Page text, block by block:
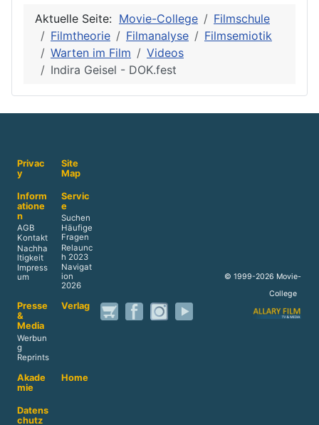
Aktuelle Seite: Movie-College
Filmschule
Filmtheorie
Filmanalyse
Filmsemiotik
Warten im Film
Videos
Indira Geisel - DOK.fest
Privac
y
Site
Map
Inform
atione
n
AGB
Kontakt
Nachha
ltigkeit
Impress
um
Servic
e
Suchen
Häufige
Fragen
Relaunc
h 2023
Navigat
ion
2026
Presse
&
Media
Werbun
g
Reprints
Verlag
Akade
mie
Home
Datens
chutz
© 1999-2026 Movie-
College